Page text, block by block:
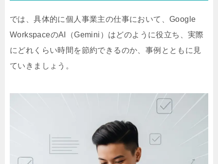
では、具体的に個人事業主の仕事において、Google
WorkspaceのAI（Gemini）はどのように役立ち、実際
にどれくらい時間を節約できるのか、事例とともに見
ていきましょう。